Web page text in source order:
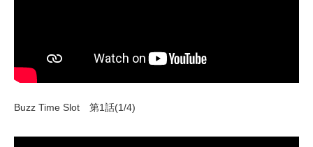
Buzz Time Slot 第1話(1/4)